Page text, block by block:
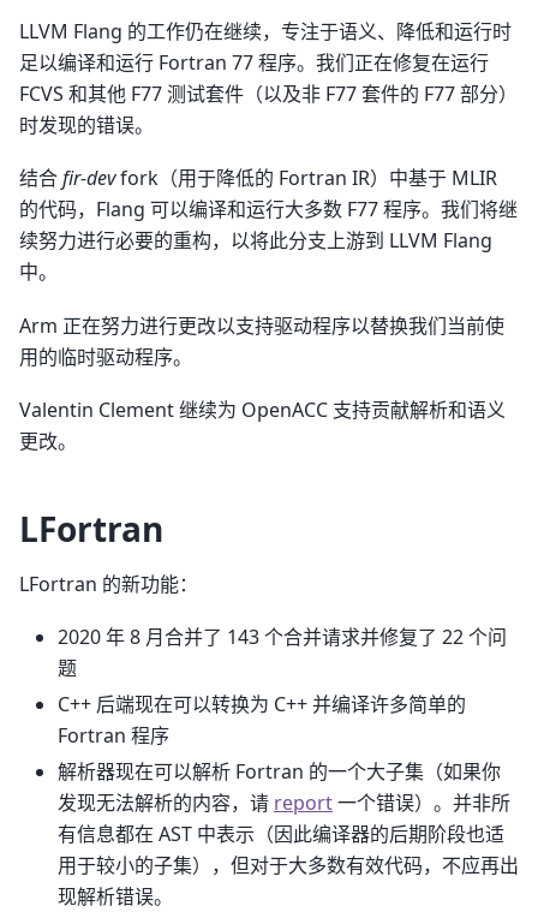
LLVM Flang 的工作仍在继续，专注于语义、降低和运行时
足以编译和运行 Fortran 77 程序。我们正在修复在运行
FCVS 和其他 F77 测试套件（以及非 F77 套件的 F77 部分）
时发现的错误。
结合fir-devfork（用于降低的 Fortran IR）中基于 MLIR
的代码，Flang 可以编译和运行大多数 F77 程序。我们将继
续努力进行必要的重构，以将此分支上游到 LLVM Flang
中。
Arm 正在努力进行更改以支持驱动程序以替换我们当前使
用的临时驱动程序。
Valentin Clement 继续为 OpenACC 支持贡献解析和语义
更改。
LFortran
LFortran 的新功能：
2020 年 8 月合并了 143 个合并请求并修复了 22 个问
题
C++ 后端现在可以转换为 C++ 并编译许多简单的
Fortran 程序
解析器现在可以解析 Fortran 的一个大子集（如果你
发现无法解析的内容，请 report一个错误）。并非所
有信息都在 AST 中表示（因此编译器的后期阶段也适
用于较小的子集），但对于大多数有效代码，不应再出
现解析错误。